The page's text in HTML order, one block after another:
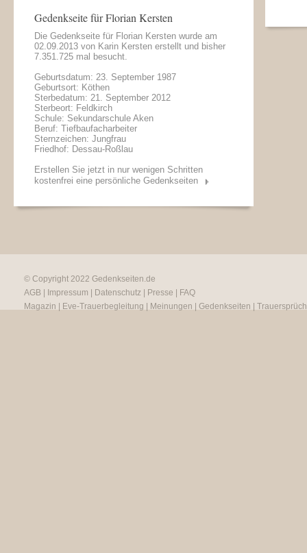
Gedenkseite für Florian Kersten
Die Gedenkseite für Florian Kersten wurde am
02.09.2013 von Karin Kersten erstellt und bisher
7.351.725 mal besucht.
Geburtsdatum: 23. September 1987
Geburtsort: Köthen
Sterbedatum: 21. September 2012
Sterbeort: Feldkirch
Schule: Sekundarschule Aken
Beruf: Tiefbaufacharbeiter
Sternzeichen: Jungfrau
Friedhof: Dessau-Roßlau
Erstellen Sie jetzt in nur wenigen Schritten
kostenfrei eine persönliche Gedenkseiten
© Copyright 2022 Gedenkseiten.de
AGB
Impressum Datenschutz Presse
FAQ
Magazin
Eve-Trauerbegleitung Meinungen Gedenkseiten